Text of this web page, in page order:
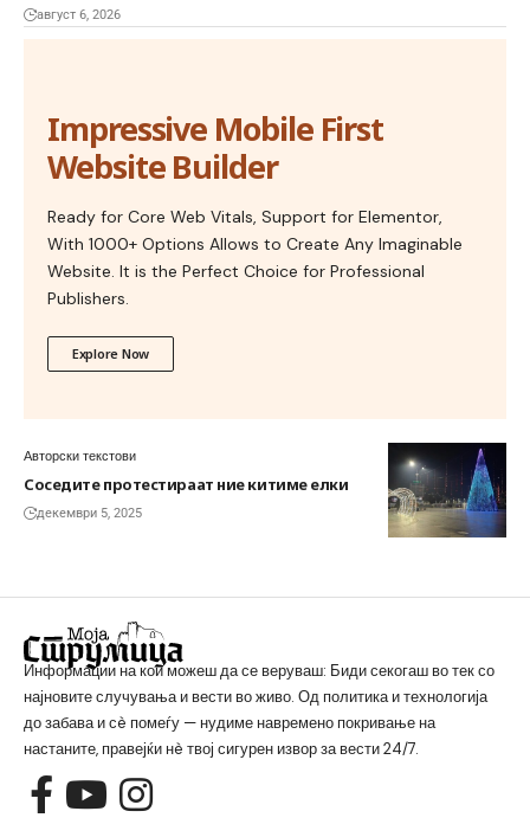
август 6, 2026
Impressive Mobile First
Website Builder
Ready for Core Web Vitals, Support for Elementor,
With 1000+ Options Allows to Create Any Imaginable
Website. It is the Perfect Choice for Professional
Publishers.
Explore Now
Авторски текстови
Соседите протестираат ние китиме елки
декември 5, 2025
Информации на кои можеш да се веруваш: Биди секогаш во тек со
најновите случувања и вести во живо. Од политика и технологија
до забава и сè помеѓу — нудиме навремено покривање на
настаните, правејќи нè твој сигурен извор за вести 24/7.